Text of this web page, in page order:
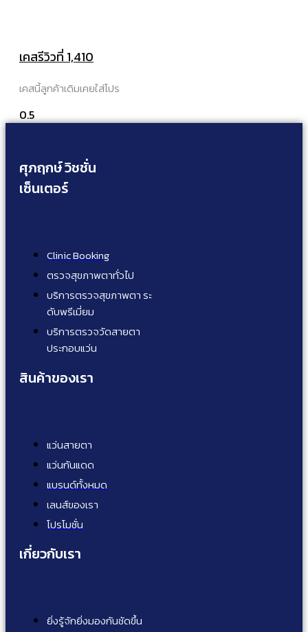
เคสรีวิวที่ 1,410
เคสนี้ลูกค้าเดิมเคยใส่โปร
ศุภฤกษ์ วิชชั่น
เซ็นเตอร์
Clinic Booking
ตรวจสุขภาพตาทั่วไป
บริการตรวจสุขภาพตา ระ
ดับพรีเมี่ยม
บริการตรวจวัดสายตา
ประกอบแว่น
สินค้าของเรา
แว่นสายตา
แว่นกันแดด
แบรนด์ทั้งหมด
เลนส์ของเรา
โปรโมชั่น
เกี่ยวกับเรา
ยิ่งรู้จักยิ่งมองกันชัดขึ้น